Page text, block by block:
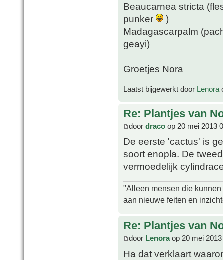
Beaucarnea stricta
punker
)
Madagascarpalm
geayi)
Groetjes Nora
Laatst bijgewerkt door Lenora
Re: Plantjes van
door draco op 20 mei 2013
De eerste 'cactus' is
soort enopla. De
vermoedelijk
"Alleen mensen die
aan nieuwe feiten en
Re: Plantjes van
door Lenoraop 20 mei 2013
Ha dat verklaart